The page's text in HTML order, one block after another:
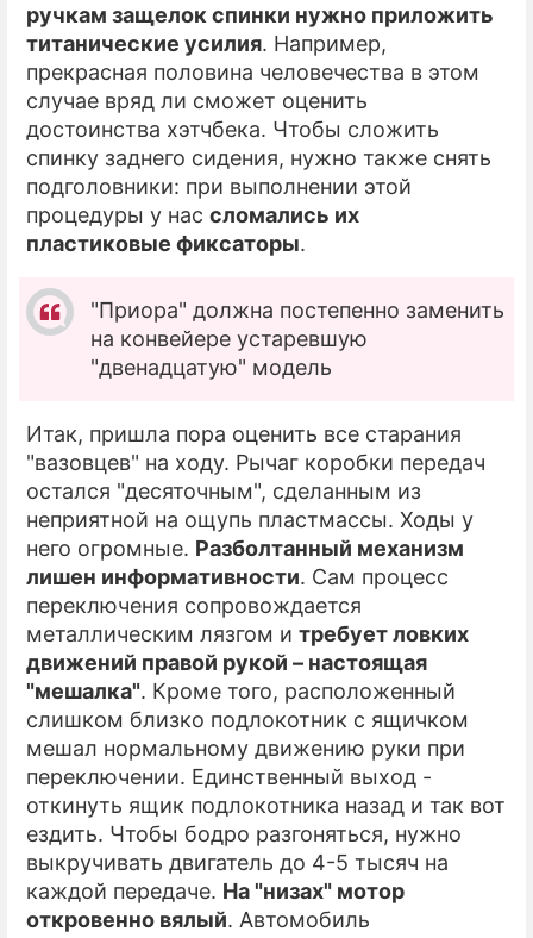
ручкам защелок спинки нужно приложить
титанические усилия. Например,
прекрасная половина человечества в этом
случае вряд ли сможет оценить
достоинства хэтчбека. Чтобы сложить
спинку заднего сидения, нужно также снять
подголовники: при выполнении этой
процедуры у нас сломались их
пластиковые фиксаторы.
"Приора" должна постепенно заменить
на конвейере устаревшую
"двенадцатую" модель
Итак, пришла пора оценить все старания
"вазовцев" на ходу. Рычаг коробки передач
остался "десяточным", сделанным из
неприятной на ощупь пластмассы. Ходы у
него огромные. Разболтанный механизм
лишен информативности. Сам процесс
переключения сопровождается
металлическим лязгом и требует ловких
движений правой рукой – настоящая
"мешалка". Кроме того, расположенный
слишком близко подлокотник с ящичком
мешал нормальному движению руки при
переключении. Единственный выход -
откинуть ящик подлокотника назад и так вот
ездить. Чтобы бодро разгоняться, нужно
выкручивать двигатель до 4-5 тысяч на
каждой передаче. На "низах" мотор
откровенно вялый. Автомобиль